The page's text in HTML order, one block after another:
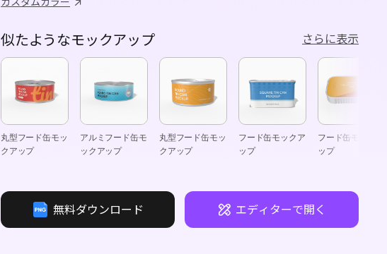
似たようなモックアップ さらに表示
丸型フード缶モッ
クアップ
アルミフード缶モ
ックアップ
丸型フード缶モッ
クアップ
フード缶モックア
ップ
フード缶モックア
ップ
無料ダウンロード エディターで開く